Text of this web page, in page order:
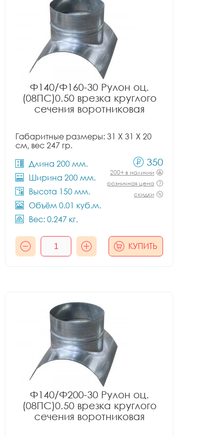
Ф140/Ф160-30 Рулон оц.
(08ПС)0.50 врезка круглого
сечения воротниковая
Габаритные размеры: 31 X 31 X 20
см, вес 247 гр.
Длина 200 мм.
Ширина 200 мм.
Высота 150 мм.
Объём 0.01 куб.м.
Вес: 0.247 кг.
350
200+ в наличии
розничная цена
скидки
КУПИТЬ
Ф140/Ф200-30 Рулон оц.
(08ПС)0.50 врезка круглого
сечения воротниковая